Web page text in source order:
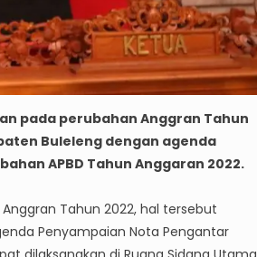
pada perubahan Anggran Tahun
Buleleng dengan agenda
APBD Tahun Anggaran 2022.
Tahun 2022, hal tersebut
Penyampaian Nota Pengantar